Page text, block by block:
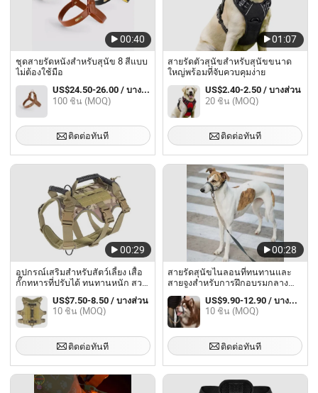
00:40
ชุดสายรัดหนังสำหรับสุนัข 8 สีแบบ
ไม่ต้องใช้มือ
US$24.50-26.00 / บางส่วน
100 ชิ้น (MOQ)
ติดต่อทันที
01:07
สายรัดตัวสุนัขสำหรับสุนัขขนาด
ใหญ่พร้อมที่จับควบคุมง่าย
US$2.40-2.50 / บางส่วน
20 ชิ้น (MOQ)
ติดต่อทันที
00:29
อุปกรณ์เสริมสำหรับสัตว์เลี้ยง เสื้อ
กั๊กทหารที่ปรับได้ ทนทานหนัก สวม
ใส่ได้ในกิจกรรมกลางแจ้ง สาย
ไนลอนที่ทนทาน สายรัดสุนัข เสื้อ
กั๊กสำหรับสัตว์เลี้ยง
US$7.50-8.50 / บางส่วน
10 ชิ้น (MOQ)
ติดต่อทันที
00:28
สายรัดสุนัขไนลอนที่ทนทานและ
สายจูงสำหรับการฝึกอบรมกลาง
แจ้ง
US$9.90-12.90 / บางส่วน
10 ชิ้น (MOQ)
ติดต่อทันที